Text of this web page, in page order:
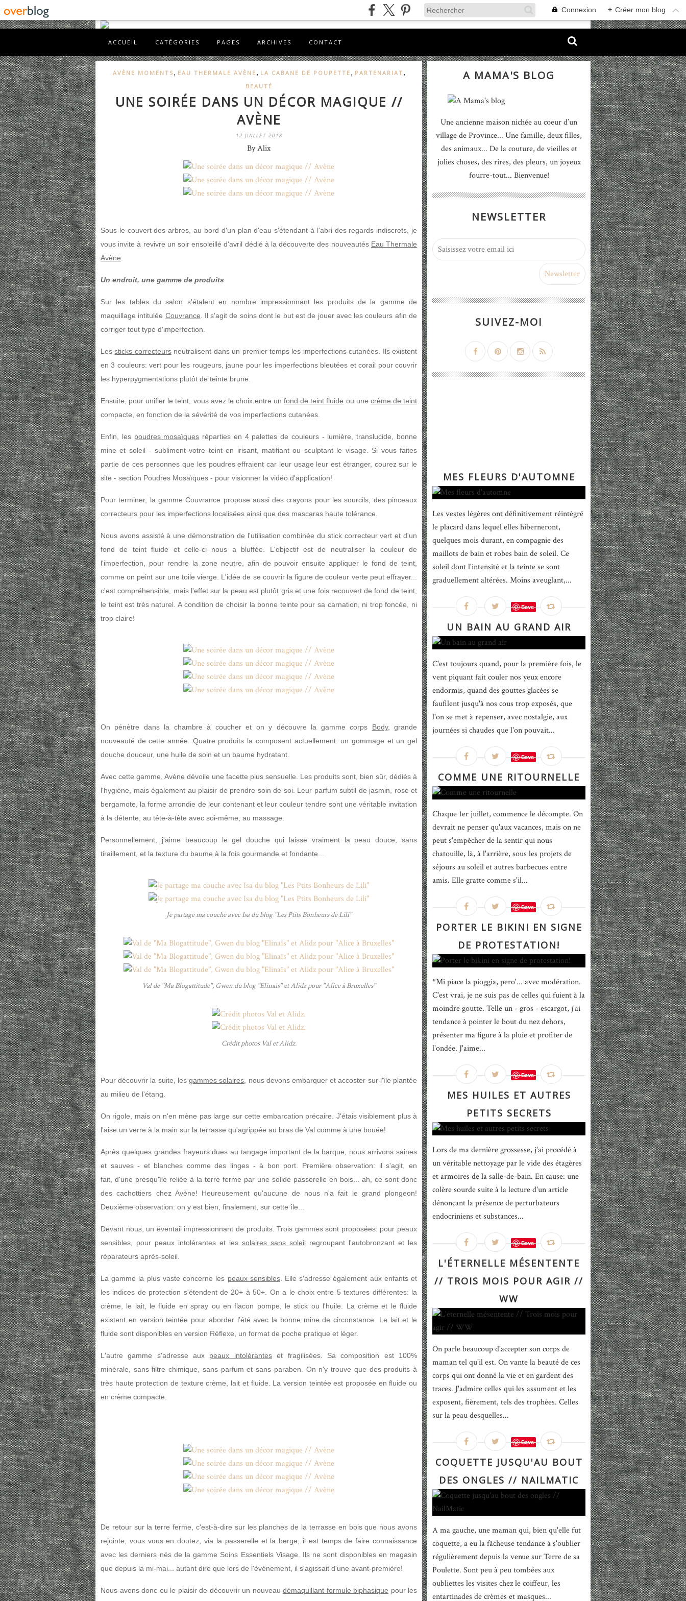
Connexion + Créer mon blog
ACCUEIL CATÉGORIES PAGES ARCHIVES CONTACT
AVÈNE MOMENTS, EAU THERMALE AVÈNE , LA CABANE DE POUPETTE , PARTENARIAT ,
BEAUTÉ
UNE SOIRÉE DANS UN DÉCOR MAGIQUE //
AVÈNE
12 JUILLET 2018
By Alix
Sous le couvert des arbres, au bord d'un plan d'eau s'étendant à l'abri des regards indiscrets, je
vous invite à revivre un soir ensoleillé d'avril dédié à la découverte des nouveautés Eau Thermale
Avène
Un endroit, une gamme de produits
Sur les tables du salon s'étalent en nombre impressionnant les produits de la gamme de
maquillage intitulée Couvrance . Il s'agit de soins dont le but est de jouer avec les couleurs afin de
corriger tout type d'imperfection.
Lessticks correcteursneutralisent dans un premier temps les imperfections cutanées. Ils existent
en 3 couleurs: vert pour les rougeurs, jaune pour les imperfections bleutées et corail pour couvrir
les hyperpygmentations plutôt de teinte brune.
Ensuite, pour unifier le teint, vous avez le choix entre unfond de teint fluide ou une crème de teint
compacte, en fonction de la sévérité de vos imperfections cutanées.
Enfin, les poudres mosaïques réparties en 4 palettes de couleurs - lumière, translucide, bonne
mine et soleil - subliment votre teint en irisant, matifiant ou sculptant le visage. Si vous faites
partie de ces personnes que les poudres effraient car leur usage leur est étranger, courez sur le
site - section Poudres Mosaïques - pour visionner la vidéo d'application!
Pour terminer, la gamme Couvrance propose aussi des crayons pour les sourcils, des pinceaux
correcteurs pour les imperfections localisées ainsi que des mascaras haute tolérance.
Nous avons assisté à une démonstration de l'utilisation combinée du stick correcteur vert et d'un
fond de teint fluide et celle-ci nous a bluffée. L'objectif est de neutraliser la couleur de
l'imperfection, pour rendre la zone neutre, afin de pouvoir ensuite appliquer le fond de teint,
comme on peint sur une toile vierge. L'idée de se couvrir la figure de couleur verte peut effrayer...
c'est compréhensible, mais l'effet sur la peau est plutôt gris et une fois recouvert de fond de teint,
le teint est très naturel. A condition de choisir la bonne teinte pour sa carnation, ni trop foncée, ni
trop claire!
On pénètre dans la chambre à coucher et on y découvre la gamme corps Body, grande
nouveauté de cette année. Quatre produits la composent actuellement: un gommage et un gel
douche douceur, une huile de soin et un baume hydratant.
Avec cette gamme, Avène dévoile une facette plus sensuelle. Les produits sont, bien sûr, dédiés à
l'hygiène, mais également au plaisir de prendre soin de soi. Leur parfum subtil de jasmin, rose et
bergamote, la forme arrondie de leur contenant et leur couleur tendre sont une véritable invitation
à la détente, au tête-à-tête avec soi-même, au massage.
Personnellement, j'aime beaucoup le gel douche qui laisse vraiment la peau douce, sans
tiraillement, et la texture du baume à la fois gourmande et fondante...
Je partage ma couche avec Isa du blog "Les Ptits Bonheurs de Lili"
Val de "Ma Blogattitude", Gwen du blog "Elinaïs" et Alidz pour "Alice à Bruxelles"
Crédit photos Val et Alidz.
Pour découvrir la suite, lesgammes solaires , nous devons embarquer et accoster sur l'île plantée
au milieu de l'étang.
On rigole, mais on n'en mène pas large sur cette embarcation précaire. J'étais visiblement plus à
l'aise un verre à la main sur la terrasse qu'agrippée au bras de Val comme à une bouée!
Après quelques grandes frayeurs dues au tangage important de la barque, nous arrivons saines
et sauves - et blanches comme des linges - à bon port. Première observation: il s'agit, en
fait, d'une presqu'île reliée à la terre ferme par une solide passerelle en bois... ah, ce sont donc
des cachottiers chez Avène! Heureusement qu'aucune de nous n'a fait le grand plongeon!
Deuxième observation: on y est bien, finalement, sur cette île...
Devant nous, un éventail impressionnant de produits. Trois gammes sont proposées: pour peaux
sensibles, pour peaux intolérantes et les solaires sans soleil regroupant l'autobronzant et les
réparateurs après-soleil.
La gamme la plus vaste concerne les peaux sensibles. Elle s'adresse également aux enfants et
les indices de protection s'étendent de 20+ à 50+. On a le choix entre 5 textures différentes: la
crème, le lait, le fluide en spray ou en flacon pompe, le stick ou l'huile. La crème et le fluide
existent en version teintée pour aborder l'été avec la bonne mine de circonstance. Le lait et le
fluide sont disponibles en version Réflexe, un format de poche pratique et léger.
L'autre gamme s'adresse aux peaux intoléranteset fragilisées. Sa composition est 100%
minérale, sans filtre chimique, sans parfum et sans paraben. On n'y trouve que des produits à
très haute protection de texture crème, lait et fluide. La version teintée est proposée en fluide ou
en crème compacte.
De retour sur la terre ferme, c'est-à-dire sur les planches de la terrasse en bois que nous avons
rejointe, vous vous en doutez, via la passerelle et la berge, il est temps de faire connaissance
avec les derniers nés de la gamme Soins Essentiels Visage. Ils ne sont disponibles en magasin
que depuis la mi-mai... autant dire que lors de l'événement, il s'agissait d'une avant-première!
Nous avons donc eu le plaisir de découvrir un nouveau démaquillant formule biphasique pour les
A MAMA'S BLOG
Une ancienne maison nichée au coeur d’un
village de Province... Une famille, deux filles,
des animaux... De la couture, de vieilles et
jolies choses, des rires, des pleurs, un joyeux
fourre-tout... Bienvenue!
NEWSLETTER
SUIVEZ-MOI
MES FLEURS D'AUTOMNE
Les vestes légères ont définitivement réintégré
le placard dans lequel elles hiberneront,
quelques mois durant, en compagnie des
maillots de bain et robes bain de soleil. Ce
soleil dont l'intensité et la teinte se sont
graduellement altérées. Moins aveuglant,...
Save
UN BAIN AU GRAND AIR
C'est toujours quand, pour la première fois, le
vent piquant fait couler nos yeux encore
endormis, quand des gouttes glacées se
faufilent jusqu'à nos cous trop exposés, que
l'on se met à repenser, avec nostalgie, aux
journées si chaudes que l'on pouvait...
Save
COMME UNE RITOURNELLE
Chaque 1er juillet, commence le décompte. On
devrait ne penser qu'aux vacances, mais on ne
peut s'empêcher de la sentir qui nous
chatouille, là, à l'arrière, sous les projets de
séjours au soleil et autres barbecues entre
amis. Elle gratte comme s'il...
Save
PORTER LE BIKINI EN SIGNE
DE PROTESTATION!
*Mi piace la pioggia, pero'... avec modération.
C'est vrai, je ne suis pas de celles qui fuient à la
moindre goutte. Telle un - gros - escargot, j'ai
tendance à pointer le bout du nez dehors,
présenter ma figure à la pluie et profiter de
l'ondée. J'aime...
Save
MES HUILES ET AUTRES
PETITS SECRETS
Lors de ma dernière grossesse, j'ai procédé à
un véritable nettoyage par le vide des étagères
et armoires de la salle-de-bain. En cause: une
colère sourde suite à la lecture d'un article
dénonçant la présence de perturbateurs
endocriniens et substances...
Save
L'ÉTERNELLE MÉSENTENTE
// TROIS MOIS POUR AGIR //
WW
On parle beaucoup d'accepter son corps de
maman tel qu'il est. On vante la beauté de ces
corps qui ont donné la vie et en gardent des
traces. J'admire celles qui les assument et les
exposent, fièrement, tels des trophées. Celles
sur la peau desquelles...
Save
COQUETTE JUSQU'AU BOUT
DES ONGLES // NAILMATIC
A ma gauche, une maman qui, bien qu'elle fut
coquette, a eu la fâcheuse tendance à s'oublier
régulièrement depuis la venue sur Terre de sa
Poulette. Sont peu à peu tombées aux
oubliettes les visites chez le coiffeur, les
entartinades de crèmes et masques...